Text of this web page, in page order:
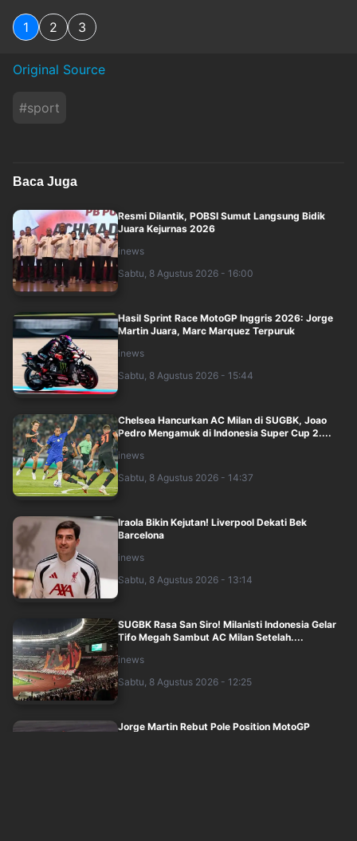
1 2 3
Original Source
#sport
Baca Juga
Resmi Dilantik, POBSI Sumut Langsung Bidik
Juara Kejurnas 2026
inews
Sabtu, 8 Agustus 2026 - 16:00
Hasil Sprint Race MotoGP Inggris 2026: Jorge
Martin Juara, Marc Marquez Terpuruk
inews
Sabtu, 8 Agustus 2026 - 15:44
Chelsea Hancurkan AC Milan di SUGBK, Joao
Pedro Mengamuk di Indonesia Super Cup 2....
inews
Sabtu, 8 Agustus 2026 - 14:37
Iraola Bikin Kejutan! Liverpool Dekati Bek
Barcelona
inews
Sabtu, 8 Agustus 2026 - 13:14
SUGBK Rasa San Siro! Milanisti Indonesia Gelar
Tifo Megah Sambut AC Milan Setelah....
inews
Sabtu, 8 Agustus 2026 - 12:25
Jorge Martin Rebut Pole Position MotoGP